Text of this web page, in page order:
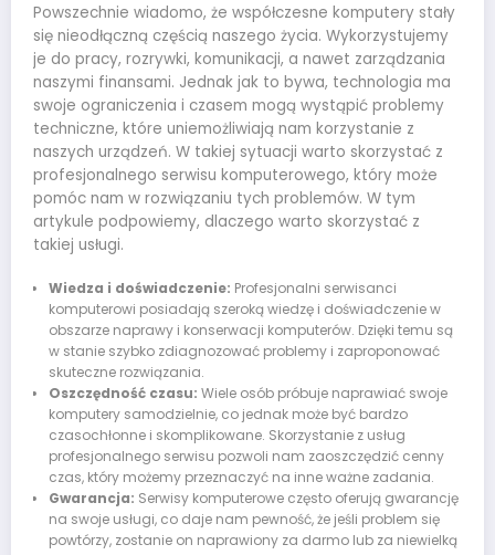
Powszechnie wiadomo, że współczesne komputery stały
się nieodłączną częścią naszego życia. Wykorzystujemy
je do pracy, rozrywki, komunikacji, a nawet zarządzania
naszymi finansami. Jednak jak to bywa, technologia ma
swoje ograniczenia i czasem mogą wystąpić problemy
techniczne, które uniemożliwiają nam korzystanie z
naszych urządzeń. W takiej sytuacji warto skorzystać z
profesjonalnego serwisu komputerowego, który może
pomóc nam w rozwiązaniu tych problemów. W tym
artykule podpowiemy, dlaczego warto skorzystać z
takiej usługi.
Wiedza i doświadczenie: Profesjonalni serwisanci
komputerowi posiadają szeroką wiedzę i doświadczenie w
obszarze naprawy i konserwacji komputerów. Dzięki temu są
w stanie szybko zdiagnozować problemy i zaproponować
skuteczne rozwiązania.
Oszczędność czasu: Wiele osób próbuje naprawiać swoje
komputery samodzielnie, co jednak może być bardzo
czasochłonne i skomplikowane. Skorzystanie z usług
profesjonalnego serwisu pozwoli nam zaoszczędzić cenny
czas, który możemy przeznaczyć na inne ważne zadania.
Gwarancja: Serwisy komputerowe często oferują gwarancję
na swoje usługi, co daje nam pewność, że jeśli problem się
powtórzy, zostanie on naprawiony za darmo lub za niewielką